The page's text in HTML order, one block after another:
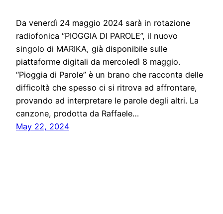
Da venerdì 24 maggio 2024 sarà in rotazione
radiofonica “PIOGGIA DI PAROLE”, il nuovo
singolo di MARIKA, già disponibile sulle
piattaforme digitali da mercoledì 8 maggio.
“Pioggia di Parole” è un brano che racconta delle
difficoltà che spesso ci si ritrova ad affrontare,
provando ad interpretare le parole degli altri. La
canzone, prodotta da Raffaele…
May 22, 2024